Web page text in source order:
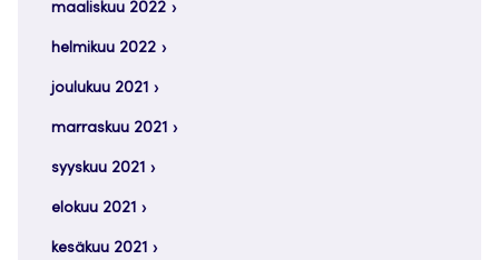
maaliskuu 2022
helmikuu 2022
joulukuu 2021
marraskuu 2021
syyskuu 2021
elokuu 2021
kesäkuu 2021